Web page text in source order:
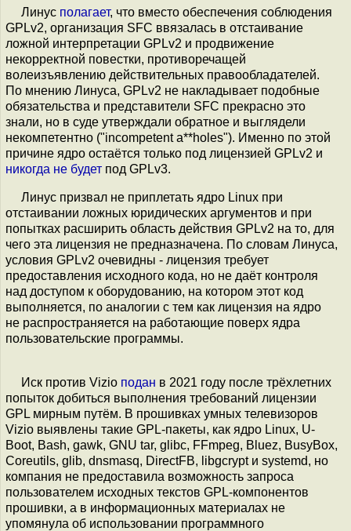
Линус полагает, что вместо обеспечения соблюдения
GPLv2, организация SFC ввязалась в отстаивание
ложной интерпретации GPLv2 и продвижение
некорректной повестки, противоречащей
волеизъявлению действительных правообладателей.
По мнению Линуса, GPLv2 не накладывает подобные
обязательства и представители SFC прекрасно это
знали, но в суде утверждали обратное и выглядели
некомпетентно ("incompetent a**holes"). Именно по этой
причине ядро остаётся только под лицензией GPLv2 и
никогда не будет под GPLv3.
Линус призвал не приплетать ядро Linux при
отстаивании ложных юридических аргументов и при
попытках расширить область действия GPLv2 на то, для
чего эта лицензия не предназначена. По словам Линуса,
условия GPLv2 очевидны - лицензия требует
предоставления исходного кода, но не даёт контроля
над доступом к оборудованию, на котором этот код
выполняется, по аналогии с тем как лицензия на ядро
не распространяется на работающие поверх ядра
пользовательские программы.
Иск против Vizio подан в 2021 году после трёхлетних
попыток добиться выполнения требований лицензии
GPL мирным путём. В прошивках умных телевизоров
Vizio выявлены такие GPL-пакеты, как ядро Linux, U-
Boot, Bash, gawk, GNU tar, glibc, FFmpeg, Bluez, BusyBox,
Coreutils, glib, dnsmasq, DirectFB, libgcrypt и systemd, но
компания не предоставила возможность запроса
пользователем исходных текстов GPL-компонентов
прошивки, а в информационных материалах не
упомянула об использовании программного